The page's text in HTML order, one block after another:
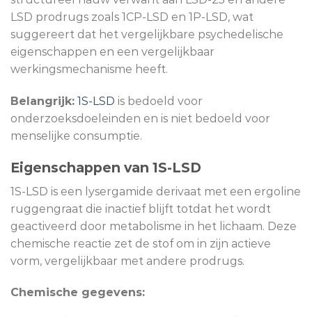
LSD prodrugs zoals 1CP-LSD en 1P-LSD, wat
suggereert dat het vergelijkbare psychedelische
eigenschappen en een vergelijkbaar
werkingsmechanisme heeft.
Belangrijk: 1S-LSD is bedoeld voor
onderzoeksdoeleinden en is niet bedoeld voor
menselijke consumptie.
Eigenschappen van 1S-LSD
1S-LSD is een lysergamide derivaat met een ergoline
ruggengraat die inactief blijft totdat het wordt
geactiveerd door metabolisme in het lichaam. Deze
chemische reactie zet de stof om in zijn actieve
vorm, vergelijkbaar met andere prodrugs.
Chemische gegevens: